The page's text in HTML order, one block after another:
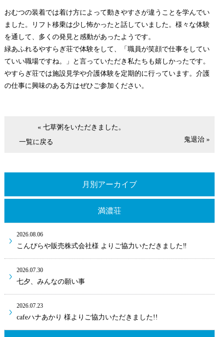
おむつの装着では着け方によって動きやすさが違うことを学んでい
ました。リフト移乗は少し怖かったと話していました。様々な体験
を通して、多くの発見と感動があったようです。
緑あふれるやすらぎ荘で体験をして、「職員が笑顔で仕事をしてい
ていい職場ですね。」と言っていただき私たちも嬉しかったです。
やすらぎ荘では施設見学や介護体験を定期的に行っています。介護
の仕事に興味のある方はぜひご参加ください。
« 七草粥をいただきました。
鬼退治 »
一覧に戻る
月別アーカイブ
満濃荘
2026.08.06
こんぴらや販売株式会社様 よりご協力いただきました‼
2026.07.30
七夕、みんなの願い事
2026.07.23
cafeハナあかり 様よりご協力いただきました!!